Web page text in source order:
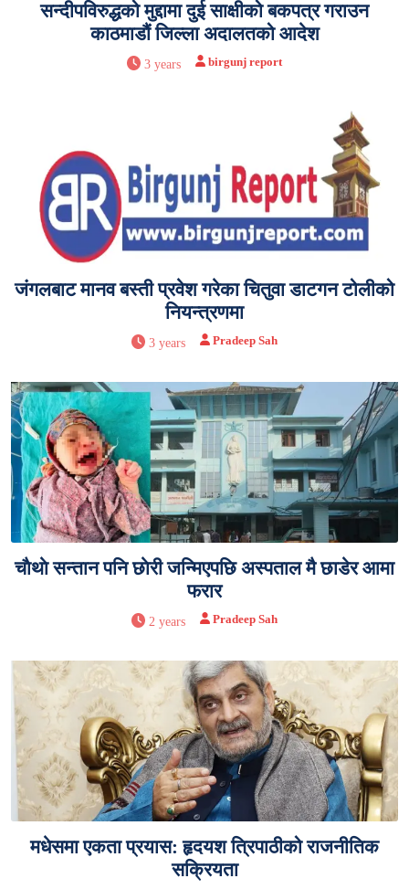
सन्दीपविरुद्धको मुद्दामा दुई साक्षीको बकपत्र गराउन
काठमाडौं जिल्ला अदालतको आदेश
3 years birgunj report
जंगलबाट मानव बस्ती प्रवेश गरेका चितुवा डाटगन टोलीको
नियन्त्रणमा
3 years Pradeep Sah
चाैथाे सन्तान पनि छाेरी जन्मिएपछि अस्पताल मै छाडेर आमा
फरार
2 years Pradeep Sah
मधेसमा एकता प्रयास: हृदयश त्रिपाठीको राजनीतिक
सक्रियता